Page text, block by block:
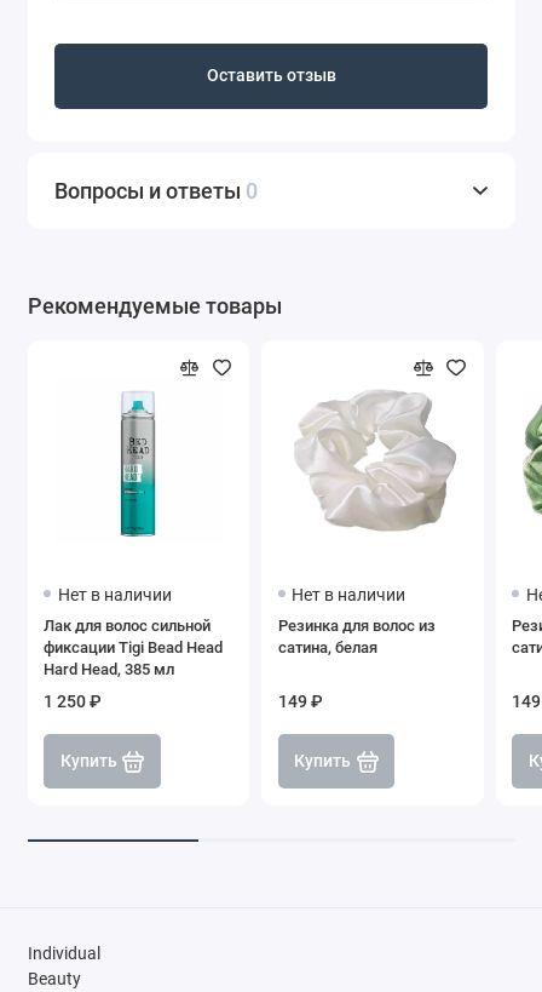
Оставить отзыв
Вопросы и ответы 0
Рекомендуемые товары
Нет в наличии
Лак для волос сильной
фиксации Tigi Bead Head
Hard Head, 385 мл
1 250 ₽
Купить
Нет в наличии
Резинка для волос из
сатина, белая
149 ₽
Купить
Individual
Beauty